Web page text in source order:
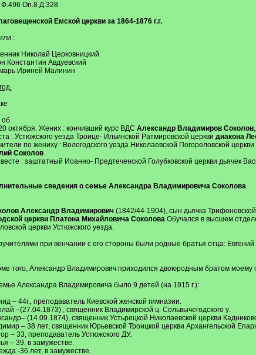
Оп.8 Д.328
Емской церкви за 1864-1876 г.г.
:
Николай Церковницкий
Константин Авдуевский
Ириней Малинин
об.
октября. Жених : кончивший курс ВДС Александр Владимиров Соколов
: Устюжского уезда Троице- Ильинской Ратмировской церкви диакона
по жениху : Вологодского уезда Николаевской Погореловской
Соколов
: заштатный Иоанно- Предтеченской Голубковской церкви дьячек
сведения о семье Александра Владимировича Соколова
Александр Владимирович (1842/44-1904), сын дьячка
церкви Платона Михайловича СоколоваОбучался в высшем
церкви Устюжского уезда.
при венчании с его стороны были родные братья отца:
того, Александр Владимирович приходился двоюродным братом моему
Александра Владимировича было 9 детей (на 1915 г.):
– 44г., преподаватель Киевской женской гимназии.
–(27.04.1873) , священник Владимирской ц. Сольвычегодского у.
(14.09.1874), священник Устьрецкой Николаевской церкви
– 38 лет, священник Юрьевской Троицкой церкви Архангельской
– 33, преподаватель Устюжского ДУ.
– 39, в замужестве.
-36 лет, в замужестве.